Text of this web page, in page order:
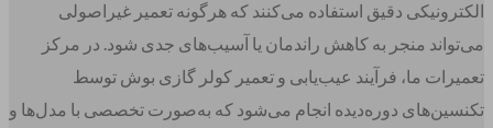
الکترونیکی دقیق استفاده می‌کنند که هرگونه تعمیر غیراصولی
می‌تواند منجر به کاهش راندمان یا آسیب‌های جدی شود. در مرکز
تعمیرات ما، فرآیند عیب‌یابی و تعمیر کولر گازی بوش توسط
تکنسین‌های دوره‌دیده انجام می‌شود که به‌صورت تخصصی با مدل‌ها و